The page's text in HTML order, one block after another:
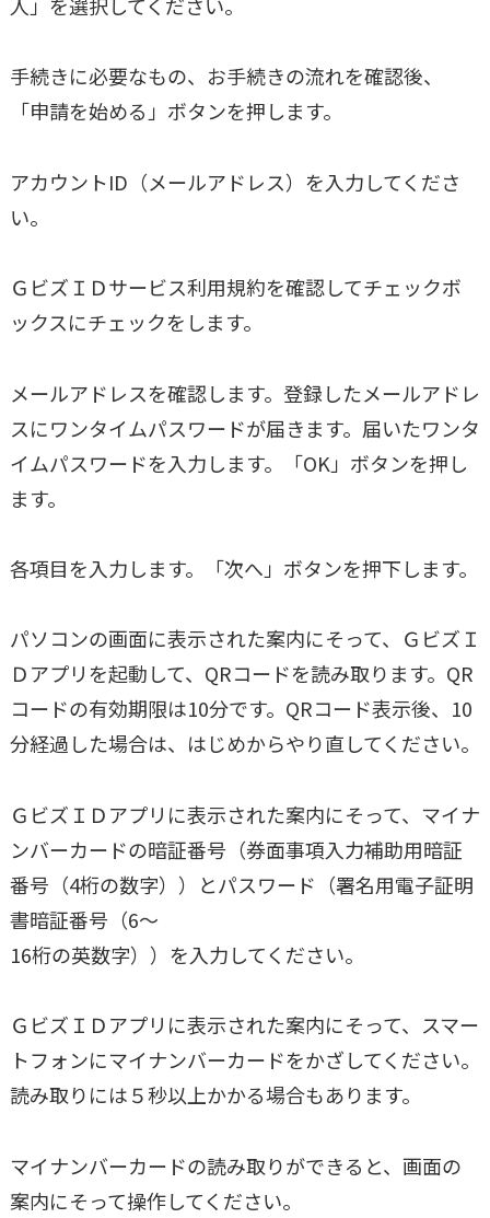
手続きに必要なもの、お手続きの流れを確認後、
「申請を始める」ボタンを押します。
アカウントID（メールアドレス）を入力してくださ
い。
ＧビズＩＤサービス利用規約を確認してチェックボ
ックスにチェックをします。
メールアドレスを確認します。登録したメールアドレ
スにワンタイムパスワードが届きます。届いたワンタ
イムパスワードを入力します。「OK」ボタンを押し
ます。
各項目を入力します。「次へ」ボタンを押下します。
パソコンの画面に表示された案内にそって、ＧビズＩ
Ｄアプリを起動して、QRコードを読み取ります。QR
コードの有効期限は10分です。QRコード表示後、10
分経過した場合は、はじめからやり直してください。
ＧビズＩＤアプリに表示された案内にそって、マイナ
ンバーカードの暗証番号（券面事項入力補助用暗証
番号（4桁の数字））とパスワード（署名用電子証明
書暗証番号（6～
16桁の英数字））を入力してください。
ＧビズＩＤアプリに表示された案内にそって、スマー
トフォンにマイナンバーカードをかざしてください。
読み取りには５秒以上かかる場合もあります。
マイナンバーカードの読み取りができると、画面の
案内にそって操作してください。